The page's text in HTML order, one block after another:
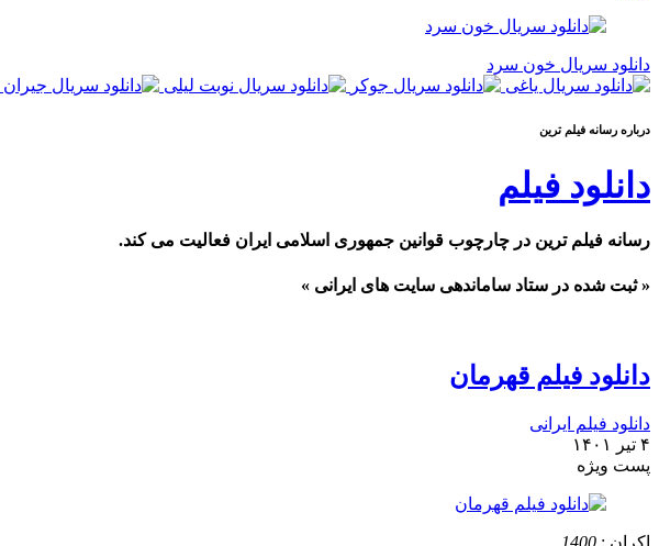
دانلود سریال خون سرد
درباره رسانه فیلم ترین
دانلود فیلم
رسانه فیلم ترین در چارچوب قوانین جمهوری اسلامی ایران فعالیت می کند.
« ثبت شده در ستاد ساماندهی سایت های ایرانی »
دانلود فیلم قهرمان
دانلود فیلم ایرانی
۴ تیر ۱۴۰۱
پست ويژه
اکران : 1400